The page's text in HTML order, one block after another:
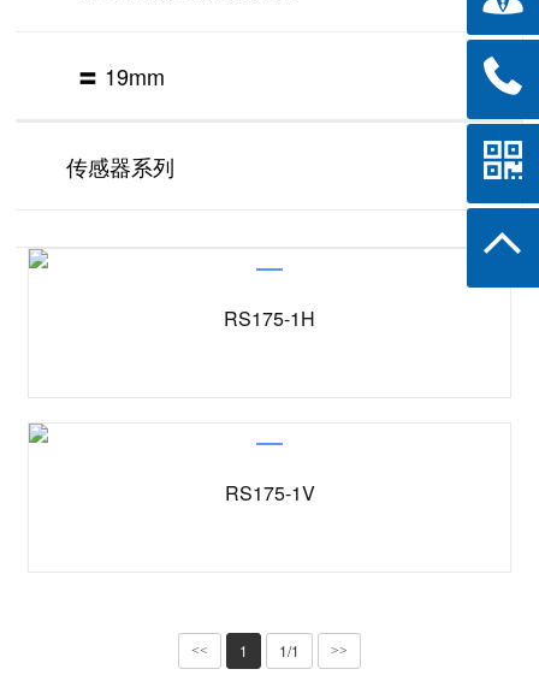
〓 19mm
传感器系列
RS175-1H
RS175-1V
<< 1 1/1 >>